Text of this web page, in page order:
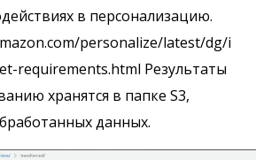
в персонализацию.
personalize/latest/dg/i
requirements.html Результаты
хранятся в папке S3,
данных.